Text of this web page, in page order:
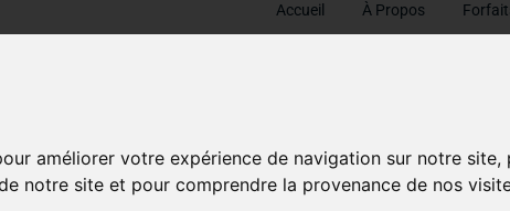
améliorer votre expérience de navigation sur notre
notre site et pour comprendre la provenance de nos
Accueil À Propos